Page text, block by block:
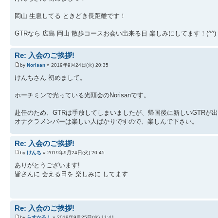
岡山 生息してる ときどき長距離です！
GTRなら 広島 岡山 散歩コースお会い出来る日 楽しみにしてます！(^^)
Re: 入会のご挨拶!
by Norisan » 2019年9月24日(火) 20:35
けんちさん 初めまして。
ホーチミンで光っている光頭会のNorisanです。
赴任のため、GTRは手放してしまいましたが、帰国後に新しいGTRが
オナクラメンバーは楽しい人ばかりですので、楽しんで下さい。
Re: 入会のご挨拶!
by けんち » 2019年9月24日(火) 20:45
ありがとうございます!
皆さんに 会える日を 楽しみに してます
Re: 入会のご挨拶!